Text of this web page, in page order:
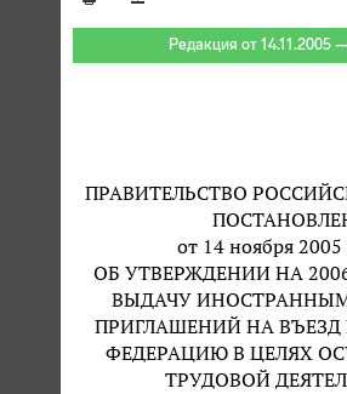
Редакция от 14.11.2005
ПРАВИТЕЛЬСТВО
от 14 ноября 2005
ОБ УТВЕРЖДЕНИИ НА
ВЫДАЧУ
ПРИГЛАШЕНИЙ НА
ФЕДЕРАЦИЮ В ЦЕЛЯХ
ТРУДОВОЙ